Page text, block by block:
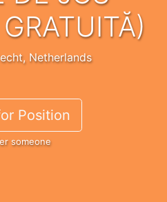
Netherlands
Position
someone